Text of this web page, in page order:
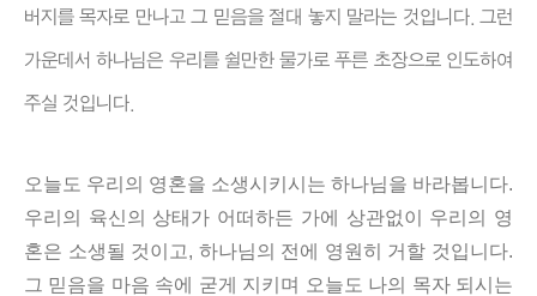
버지를 목자로 만나고 그 믿음을 절대 놓지 말라는 것입니다. 그런
가운데서 하나님은 우리를 쉴만한 물가로 푸른 초장으로 인도하여
주실 것입니다.
오늘도 우리의 영혼을 소생시키시는 하나님을 바라봅니다.
우리의 육신의 상태가 어떠하든 가에 상관없이 우리의 영
혼은 소생될 것이고, 하나님의 전에 영원히 거할 것입니다.
그 믿음을 마음 속에 굳게 지키며 오늘도 나의 목자 되시는